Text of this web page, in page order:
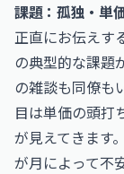
課題：孤独・単
正直にお伝えす
の典型的な課題
の雑談も同僚も
目は単価の頭打
が見えてきます
が月によって不